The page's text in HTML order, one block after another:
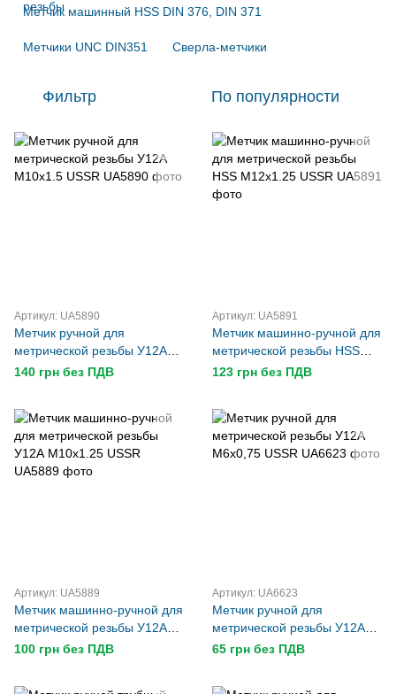
Метчик машинный HSS DIN 376, DIN 371
Метчики UNС DIN351 Сверла-метчики
Фильтр По популярности
Артикул: UA5890
Метчик ручной для
метрической резьбы У12А
М10х1.5 USSR
140 грн без ПДВ
Артикул: UA5891
Метчик машинно-ручной для
метрической резьбы HSS
М12х1.25 USSR
123 грн без ПДВ
Артикул: UA5889
Метчик машинно-ручной для
метрической резьбы У12А
М10х1.25 USSR
100 грн без ПДВ
Артикул: UA6623
Метчик ручной для
метрической резьбы У12А
М6х0,75 USSR
65 грн без ПДВ